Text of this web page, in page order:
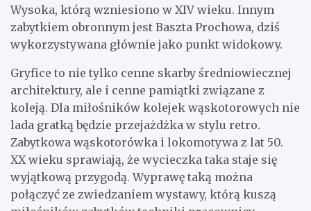
Wysoka, którą wzniesiono w XIV wieku. Innym
zabytkiem obronnym jest Baszta Prochowa, dziś
wykorzystywana głównie jako punkt widokowy.
Gryfice to nie tylko cenne skarby średniowiecznej
architektury, ale i cenne pamiątki związane z
koleją. Dla miłośników kolejek wąskotorowych nie
lada gratką będzie przejażdżka w stylu retro.
Zabytkowa wąskotorówka i lokomotywa z lat 50.
XX wieku sprawiają, że wycieczka taka staje się
wyjątkową przygodą. Wyprawę taką można
połączyć ze zwiedzaniem wystawy, którą kuszą